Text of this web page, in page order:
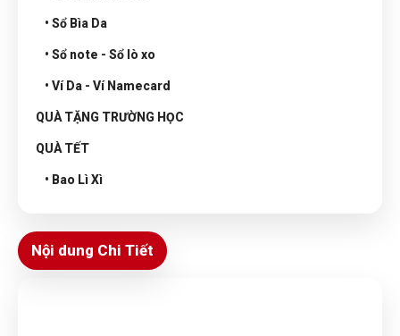
• Sổ Bìa Da
• Sổ note - Sổ lò xo
• Ví Da - Ví Namecard
QUÀ TẶNG TRƯỜNG HỌC
QUÀ TẾT
• Bao Lì Xì
Nội dung Chi Tiết